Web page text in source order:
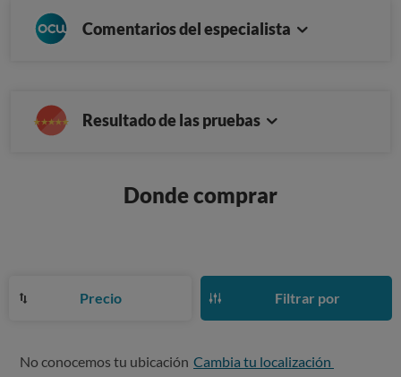
Comentarios del especialista
Resultado de las pruebas
Donde comprar
Precio Filtrar por
No conocemos tu ubicación Cambia tu localización